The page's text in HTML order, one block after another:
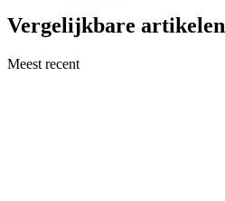
Vergelijkbare artikelen
Meest recent